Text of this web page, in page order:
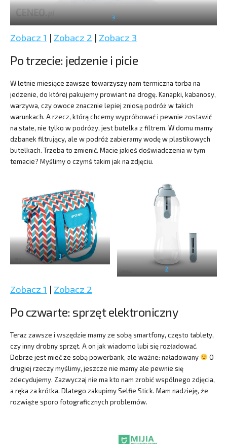
3
Zobacz 1 | Zobacz 2 | Zobacz 3
Po trzecie: jedzenie i picie
W letnie miesiące zawsze towarzyszy nam termiczna torba na
jedzenie, do której pakujemy prowiant na drogę. Kanapki, kabanosy,
warzywa, czy owoce znacznie lepiej zniosą podróż w takich
warunkach. A rzecz, którą chcemy wypróbować i pewnie zostawić
na stałe, nie tylko w podróży, jest butelka z filtrem. W domu mamy
dzbanek filtrujący, ale w podróż zabieramy wodę w plastikowych
butelkach. Trzeba to zmienić. Macie jakieś doświadczenia w tym
temacie? Myślimy o czymś takim jak na zdjęciu.
1
2
Zobacz 1 | Zobacz 2
Po czwarte: sprzęt elektroniczny
Teraz zawsze i wszędzie mamy ze sobą smartfony, często tablety,
czy inny drobny sprzęt. A on jak wiadomo lubi się rozładować.
Dobrze jest mieć ze sobą powerbank, ale ważne: naładowany
O
drugiej rzeczy myślimy, jeszcze nie mamy ale pewnie się
zdecydujemy. Zazwyczaj nie ma kto nam zrobić wspólnego zdjęcia,
a ręka za krótka. Dlatego zakupimy Selfie Stick. Mam nadzieję, że
rozwiąże sporo fotograficznych problemów.